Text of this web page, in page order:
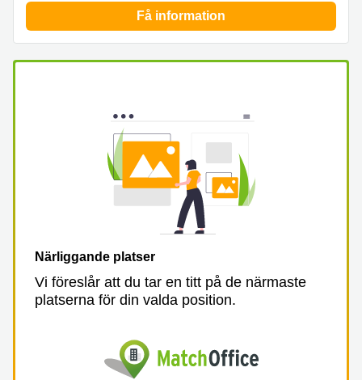
Få information
Närliggande platser
Vi föreslår att du tar en titt på de närmaste
platserna för din valda position.